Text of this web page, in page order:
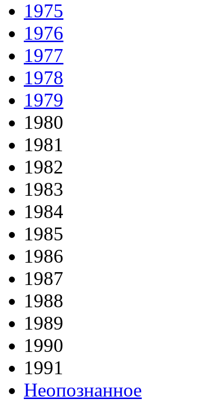
1975
1976
1977
1978
1979
1980
1981
1982
1983
1984
1985
1986
1987
1988
1989
1990
1991
Неопознанное